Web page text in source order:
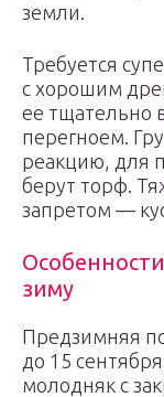
земли.
Требуется
с хорошим
ее тщательно
перегноем.
реакцию, для
берут торф.
запретом —
зиму
Предзимняя
до 15
молодняк с